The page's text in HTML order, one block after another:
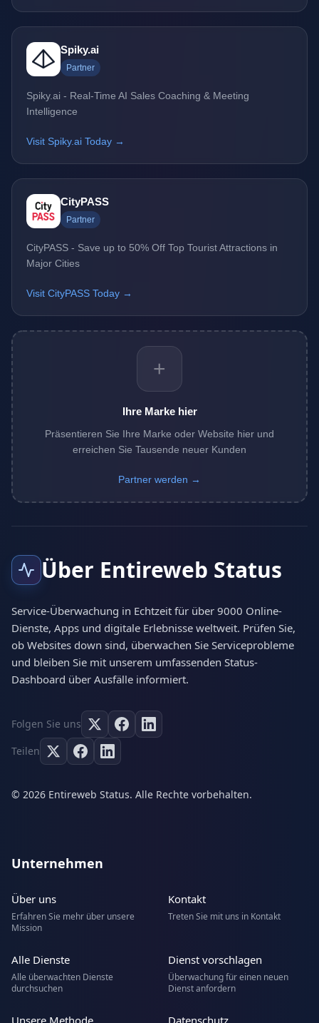
Spiky.ai
Partner
Spiky.ai - Real-Time AI Sales Coaching & Meeting
Intelligence
Visit Spiky.ai Today →
CityPASS
Partner
CityPASS - Save up to 50% Off Top Tourist Attractions in
Major Cities
Visit CityPASS Today →
+
Ihre Marke hier
Präsentieren Sie Ihre Marke oder Website hier und
erreichen Sie Tausende neuer Kunden
Partner werden →
Über Entireweb Status
Service-Überwachung in Echtzeit für über 9000 Online-
Dienste, Apps und digitale Erlebnisse weltweit. Prüfen Sie,
ob Websites down sind, überwachen Sie Serviceprobleme
und bleiben Sie mit unserem umfassenden Status-
Dashboard über Ausfälle informiert.
Folgen Sie uns
Teilen
© 2026 Entireweb Status. Alle Rechte vorbehalten.
Unternehmen
Über uns
Erfahren Sie mehr über unsere
Mission
Kontakt
Treten Sie mit uns in Kontakt
Alle Dienste
Alle überwachten Dienste
durchsuchen
Dienst vorschlagen
Überwachung für einen neuen
Dienst anfordern